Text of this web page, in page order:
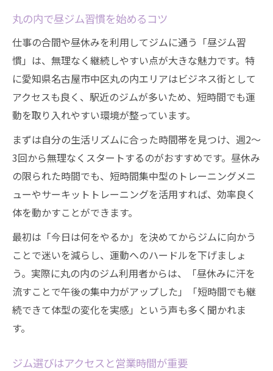
初心者が安心できるジム選びの基準
昼の時間帯に強いジムの特徴とは
短期間で変化を実感できる昼ジム活用法
昼ジムで短期結果を出すトレーニング術
ジム利用で見た目の変化を早く実感する
短期集中型ジム通いのコツを解説
昼休み活用で理想の体型へ近づく方法
ジム初心者でも安心な昼の活用ポイント
初心者が昼ジムで気を付けたいポイント
ジム初心者でも安心なマナーと使い方
昼間のジムは混雑も少なく始めやすい
ジム初体験で恥をかかない振る舞い方
昼ジムで無理なく続けるコツを紹介
パーソナルジムと昼ジムの効果的な選び方
丸の内で昼ジム習慣を始めるコツ
仕事の合間や昼休みを利用してジムに通う「昼ジム習
慣」は、無理なく継続しやすい点が大きな魅力です。特
に愛知県名古屋市中区丸の内エリアはビジネス街として
アクセスも良く、駅近のジムが多いため、短時間でも運
動を取り入れやすい環境が整っています。
まずは自分の生活リズムに合った時間帯を見つけ、週2～
3回から無理なくスタートするのがおすすめです。昼休み
の限られた時間でも、短時間集中型のトレーニングメニ
ューやサーキットトレーニングを活用すれば、効率良く
体を動かすことができます。
最初は「今日は何をやるか」を決めてからジムに向かう
ことで迷いを減らし、運動へのハードルを下げましょ
う。実際に丸の内のジム利用者からは、「昼休みに汗を
流すことで午後の集中力がアップした」「短時間でも継
続できて体型の変化を実感」という声も多く聞かれま
す。
ジム選びはアクセスと営業時間が重要